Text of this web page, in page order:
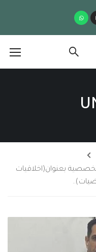
تخصصية بعنوان(اخلاقيات